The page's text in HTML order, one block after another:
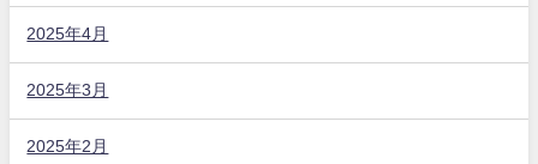
2025年4月
2025年3月
2025年2月